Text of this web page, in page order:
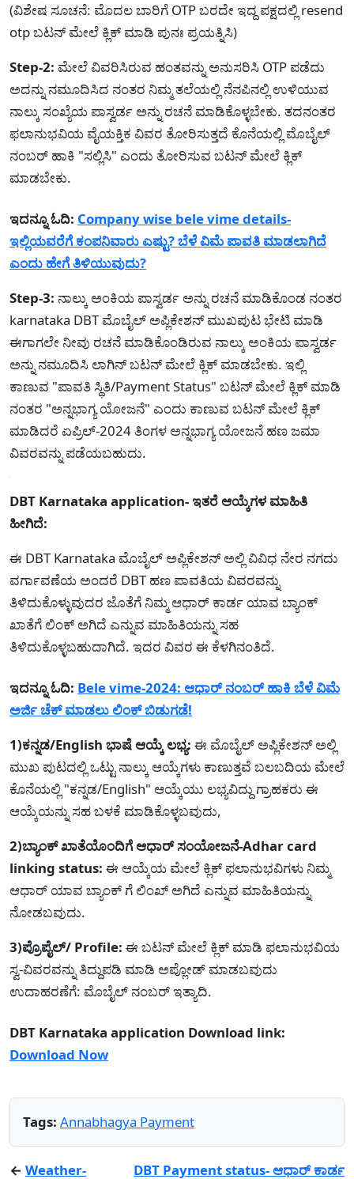
(ವಿಶೇಷ ಸೂಚನೆ: ಮೊದಲ ಬಾರಿಗೆ OTP ಬರದೇ ಇದ್ದ ಪಕ್ಷದಲ್ಲಿ resend
otp ಬಟನ್ ಮೇಲೆ ಕ್ಲಿಕ್ ಮಾಡಿ ಪುನಃ ಪ್ರಯತ್ನಿಸಿ)
Step-2: ಮೇಲೆ ವಿವರಿಸಿರುವ ಹಂತವನ್ನು ಅನುಸರಿಸಿ OTP ಪಡೆದು
ಅದನ್ನು ನಮೂದಿಸಿದ ನಂತರ ನಿಮ್ಮ ತಲೆಯಲ್ಲಿ ನೆನಪಿನಲ್ಲಿ ಉಳಿಯುವ
ನಾಲ್ಕು ಸಂಖ್ಯೆಯ ಪಾಸ್ವರ್ಡ ಅನ್ನು ರಚನೆ ಮಾಡಿಕೊಳ್ಳಬೇಕು. ತದನಂತರ
ಫಲಾನುಭವಿಯ ವೈಯಕ್ತಿಕ ವಿವರ ತೋರಿಸುತ್ತದೆ ಕೊನೆಯಲ್ಲಿ ಮೊಬೈಲ್
ನಂಬರ್ ಹಾಕಿ "ಸಲ್ಲಿಸಿ" ಎಂದು ತೋರಿಸುವ ಬಟನ್ ಮೇಲೆ ಕ್ಲಿಕ್
ಮಾಡಬೇಕು.
ಇದನ್ನೂ ಓದಿ: Company wise bele vime details-
ಇಲ್ಲಿಯವರೆಗೆ ಕಂಪನಿವಾರು ಎಷ್ಟು? ಬೆಳೆ ವಿಮೆ ಪಾವತಿ ಮಾಡಲಾಗಿದೆ
ಎಂದು ಹೇಗೆ ತಿಳಿಯುವುದು?
Step-3: ನಾಲ್ಕು ಅಂಕಿಯ ಪಾಸ್ವರ್ಡ ಅನ್ನು ರಚನೆ ಮಾಡಿಕೊಂಡ ನಂತರ
karnataka DBT ಮೊಬೈಲ್ ಅಪ್ಲಿಕೇಶನ್ ಮುಖಪುಟ ಭೇಟಿ ಮಾಡಿ
ಈಗಾಗಲೇ ನೀವು ರಚನೆ ಮಾಡಿಕೊಂಡಿರುವ ನಾಲ್ಕು ಅಂಕಿಯ ಪಾಸ್ವರ್ಡ
ಅನ್ನು ನಮೂದಿಸಿ ಲಾಗಿನ್ ಬಟನ್ ಮೇಲೆ ಕ್ಲಿಕ್ ಮಾಡಬೇಕು. ಇಲ್ಲಿ
ಕಾಣುವ "ಪಾವತಿ ಸ್ಥಿತಿ/Payment Status" ಬಟನ್ ಮೇಲೆ ಕ್ಲಿಕ್ ಮಾಡಿ
ನಂತರ "ಅನ್ನಭಾಗ್ಯ ಯೋಜನೆ" ಎಂದು ಕಾಣುವ ಬಟನ್ ಮೇಲೆ ಕ್ಲಿಕ್
ಮಾಡಿದರೆ ಏಪ್ರಿಲ್-2024 ತಿಂಗಳ ಅನ್ನಭಾಗ್ಯ ಯೋಜನೆ ಹಣ ಜಮಾ
ವಿವರವನ್ನು ಪಡೆಯಬಹುದು.
DBT Karnataka application- ಇತರೆ ಆಯ್ಕೆಗಳ ಮಾಹಿತಿ
ಹೀಗಿದೆ:
ಈ DBT Karnataka ಮೊಬೈಲ್ ಅಪ್ಲಿಕೇಶನ್ ಅಲ್ಲಿ ವಿವಿಧ ನೇರ ನಗದು
ವರ್ಗಾವಣೆಯ ಅಂದರೆ DBT ಹಣ ಪಾವತಿಯ ವಿವರವನ್ನು
ತಿಳಿದುಕೊಳ್ಳುವುದರ ಜೊತೆಗೆ ನಿಮ್ಮ ಆಧಾರ್ ಕಾರ್ಡ ಯಾವ ಬ್ಯಾಂಕ್
ಖಾತೆಗೆ ಲಿಂಕ್ ಅಗಿದೆ ಎನ್ನುವ ಮಾಹಿತಿಯನ್ನು ಸಹ
ತಿಳಿದುಕೊಳ್ಳಬಹುದಾಗಿದೆ. ಇದರ ವಿವರ ಈ ಕೆಳಗಿನಂತಿದೆ.
ಇದನ್ನೂ ಓದಿ: Bele vime-2024: ಆಧಾರ್ ನಂಬರ್ ಹಾಕಿ ಬೆಳೆ ವಿಮೆ
ಅರ್ಜಿ ಚೆಕ್ ಮಾಡಲು ಲಿಂಕ್ ಬಿಡುಗಡೆ!
1)ಕನ್ನಡ/English ಭಾಷೆ ಆಯ್ಕೆ ಲಭ್ಯ: ಈ ಮೊಬೈಲ್ ಅಪ್ಲಿಕೇಶನ್ ಅಲ್ಲಿ
ಮುಖ ಪುಟದಲ್ಲಿ ಒಟ್ಟು ನಾಲ್ಕು ಆಯ್ಕೆಗಳು ಕಾಣುತ್ತವೆ ಬಲಬದಿಯ ಮೇಲೆ
ಕೊನೆಯಲ್ಲಿ "ಕನ್ನಡ/English" ಆಯ್ಕೆಯು ಲಭ್ಯವಿದ್ದು ಗ್ರಾಹಕರು ಈ
ಆಯ್ಕೆಯನ್ನು ಸಹ ಬಳಕೆ ಮಾಡಿಕೊಳ್ಳಬವುದು,
2)ಬ್ಯಾಂಕ್ ಖಾತೆಯೊಂದಿಗೆ ಆಧಾರ್ ಸಂಯೋಜನೆ-Adhar card
linking status: ಈ ಆಯ್ಕೆಯ ಮೇಲೆ ಕ್ಲಿಕ್ ಫಲಾನುಭವಿಗಳು ನಿಮ್ಮ
ಆಧಾರ್ ಯಾವ ಬ್ಯಾಂಕ್ ಗೆ ಲಿಂಖ್ ಅಗಿದೆ ಎನ್ನುವ ಮಾಹಿತಿಯನ್ನು
ನೋಡಬವುದು.
3)ಪ್ರೊಪೈಲ್/ Profile: ಈ ಬಟನ್ ಮೇಲೆ ಕ್ಲಿಕ್ ಮಾಡಿ ಫಲಾನುಭವಿಯ
ಸ್ವ-ವಿವರವನ್ನು ತಿದ್ದುಪಡಿ ಮಾಡಿ ಅಪ್ಲೋಡ್ ಮಾಡಬವುದು
ಉದಾಹರಣೆಗೆ: ಮೊಬೈಲ್ ನಂಬರ್ ಇತ್ಯಾದಿ.
DBT Karnataka application Download link:
Download Now
Tags: Annabhagya Payment
← Weather-
DBT Payment status- ಆಧಾರ್ ಕಾರ್ಡ